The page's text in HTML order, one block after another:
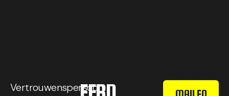
Vertrouwenspersoon